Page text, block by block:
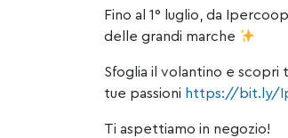
Fino al 1° luglio, da
delle grandi marche
Sfoglia il volantino e
tue passioni https://bit.ly/
Ti aspettiamo in negozio!